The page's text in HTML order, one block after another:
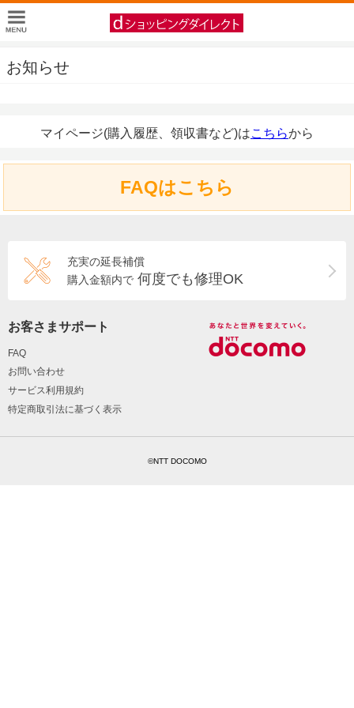
お知らせ
マイページ(購入履歴、領収書など)はこちらから
FAQはこちら
充実の延長補償
購入金額内で 何度でも修理OK
お客さまサポート
FAQ
お問い合わせ
サービス利用規約
特定商取引法に基づく表示
©NTT DOCOMO